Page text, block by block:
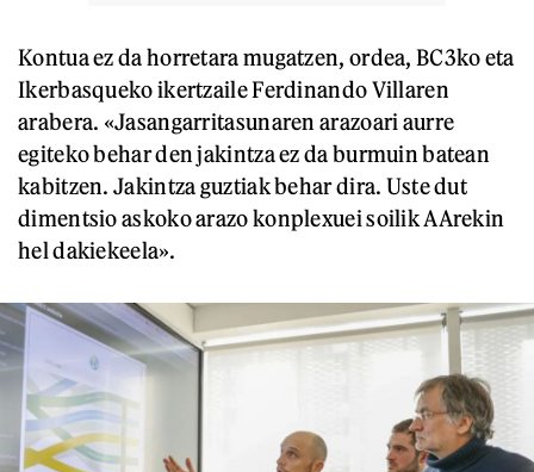
Kontua ez da horretara mugatzen, ordea, BC3ko eta
Ikerbasqueko ikertzaile Ferdinando Villaren
arabera. «Jasangarritasunaren arazoari aurre
egiteko behar den jakintza ez da burmuin batean
kabitzen. Jakintza guztiak behar dira. Uste dut
dimentsio askoko arazo konplexuei soilik AArekin
hel dakiekeela».